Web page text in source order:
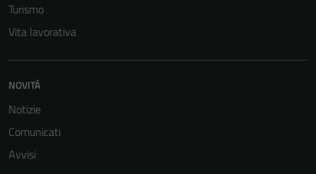
Turismo
Vita lavorativa
NOVITÀ
Notizie
Comunicati
Avvisi
Questi cookie